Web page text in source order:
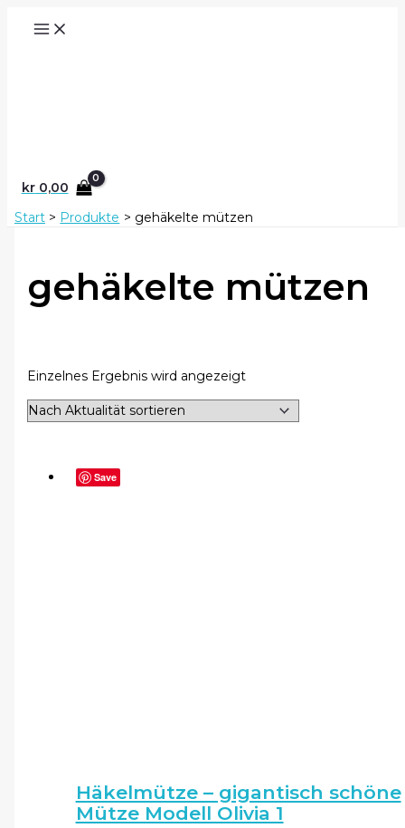
Inhalt
kr0,00
Start
Produkte gehäkelte mützen
gehäkelte mützen
Einzelnes Ergebnis wird angezeigt
Save
Häkelmütze – gigantisch schöne
Mütze Modell Olivia 1